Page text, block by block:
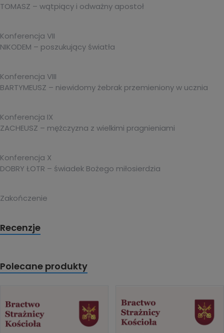
TOMASZ – wątpiący i odważny apostoł
Konferencja VII
NIKODEM – poszukujący światła
Konferencja VIII
BARTYMEUSZ – niewidomy żebrak przemieniony w ucznia
Konferencja IX
ZACHEUSZ – mężczyzna z wielkimi pragnieniami
Konferencja X
DOBRY ŁOTR – świadek Bożego miłosierdzia
Zakończenie
Recenzje
Polecane produkty